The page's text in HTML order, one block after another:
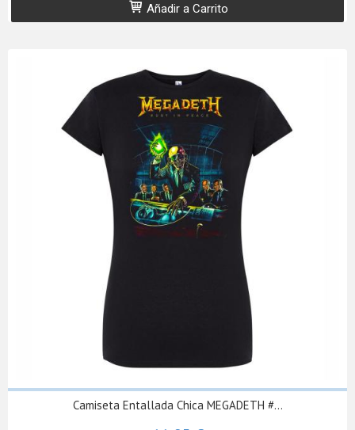
Añadir a Carrito
Camiseta Entallada Chica MEGADETH #...